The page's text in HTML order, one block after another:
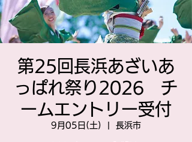
第25回長浜あざいあ
っぱれ祭り2026 チ
ームエントリー受付
9月05日(土) 長浜市